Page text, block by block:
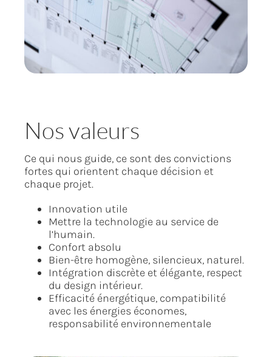
Nos valeurs
Ce qui nous guide, ce sont des convictions
fortes qui orientent chaque décision et
chaque projet.
Innovation utile
Mettre la technologie au service de
l’humain.
Confort absolu
Bien-être homogène, silencieux, naturel.
Intégration discrète et élégante, respect
du design intérieur.
Efficacité énergétique, compatibilité
avec les énergies économes,
responsabilité environnementale